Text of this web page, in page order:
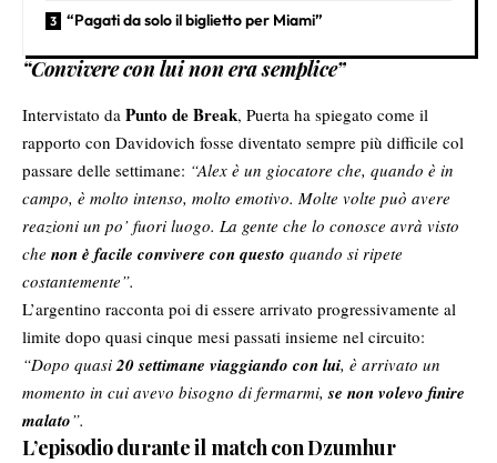
“Pagati da solo il biglietto per Miami”
“Convivere con lui non era semplice”
Intervistato da Punto de Break, Puerta ha spiegato come il
rapporto con Davidovich fosse diventato sempre più difficile col
passare delle settimane: “Alex è un giocatore che, quando è in
campo, è molto intenso, molto emotivo. Molte volte può avere
reazioni un po’ fuori luogo. La gente che lo conosce avrà visto
che non è facile convivere con questo quando si ripete
costantemente”.
L’argentino racconta poi di essere arrivato progressivamente al
limite dopo quasi cinque mesi passati insieme nel circuito:
“Dopo quasi20 settimane viaggiando con lui, è arrivato un
momento in cui avevo bisogno di fermarmi,se non volevo finire
malato”.
L’episodio durante il match con Dzumhur